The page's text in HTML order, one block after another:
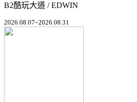
B2酷玩大道 / EDWIN
2026.08.07~2026.08.31